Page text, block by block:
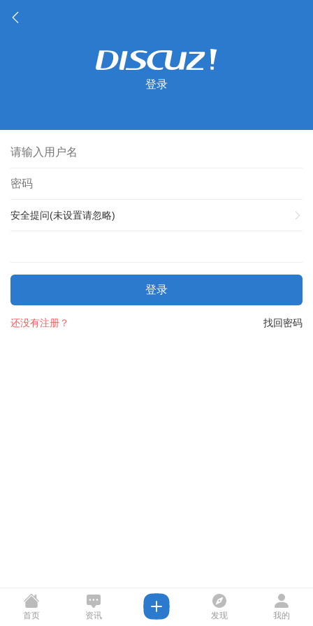
登录
安全提问(未设置请忽略)
登录
找回密码
还没有注册？
首页 资讯 发现 我的